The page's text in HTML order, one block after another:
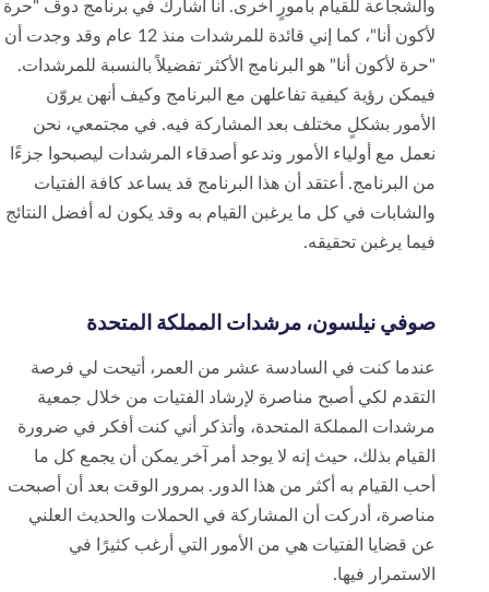
والشجاعة للقيام بأمورٍ أخرى. أنا أشارك في برنامج دوڤ "حرة
لأكون أنا"، كما إني قائدة للمرشدات منذ 12 عام وقد وجدت أن
"حرة لأكون أنا" هو البرنامج الأكثر تفضيلاً بالنسبة للمرشدات.
فيمكن رؤية كيفية تفاعلهن مع البرنامج وكيف أنهن يروّن
الأمور بشكلٍ مختلف بعد المشاركة فيه. في مجتمعي، نحن
نعمل مع أولياء الأمور وندعو أصدقاء المرشدات ليصبحوا جزءًا
من البرنامج. أعتقد أن هذا البرنامج قد يساعد كافة الفتيات
والشابات في كل ما يرغبن القيام به وقد يكون له أفضل النتائج
فيما يرغبن تحقيقه.
صوفي نيلسون، مرشدات المملكة المتحدة
عندما كنت في السادسة عشر من العمر، أتيحت لي فرصة
التقدم لكي أصبح مناصرة لإرشاد الفتيات من خلال جمعية
مرشدات المملكة المتحدة، وأتذكر أني كنت أفكر في ضرورة
القيام بذلك، حيث إنه لا يوجد أمر آخر يمكن أن يجمع كل ما
أحب القيام به أكثر من هذا الدور. بمرور الوقت بعد أن أصبحت
مناصرة، أدركت أن المشاركة في الحملات والحديث العلني
عن قضايا الفتيات هي من الأمور التي أرغب كثيرًا في
الاستمرار فيها.